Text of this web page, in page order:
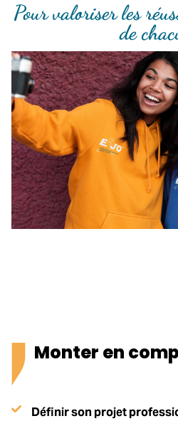
Pour valoriser les
de
Monter en
Définir son projet